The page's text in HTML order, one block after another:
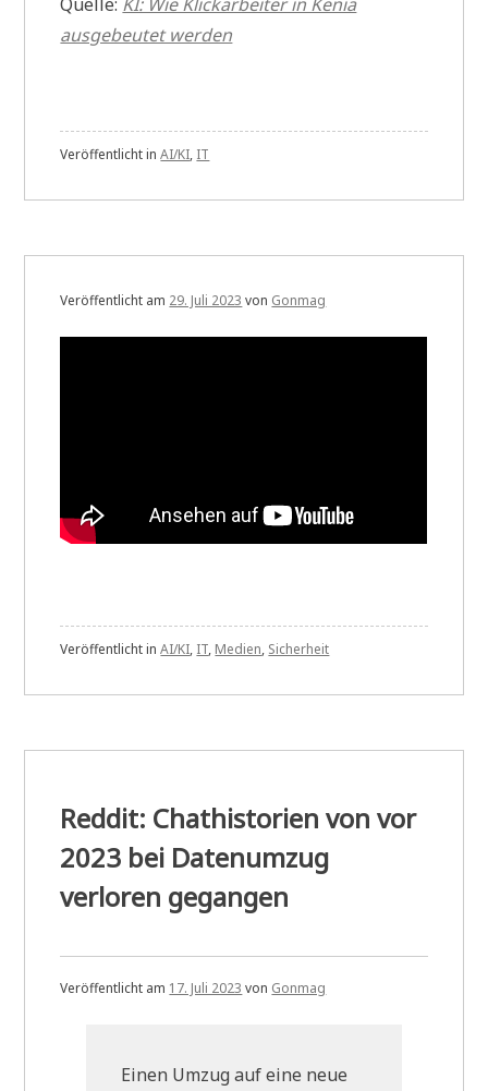
ausgebeutet werden
Veröffentlicht inAI/KI, IT
Veröffentlicht am 29. Juli 2023 von Gonmag
Veröffentlicht inAI/KI, IT, Medien, Sicherheit
Reddit: Chathistorien von vor
2023 bei Datenumzug
verloren gegangen
Veröffentlicht am 17. Juli 2023 von Gonmag
Einen Umzug auf eine neue